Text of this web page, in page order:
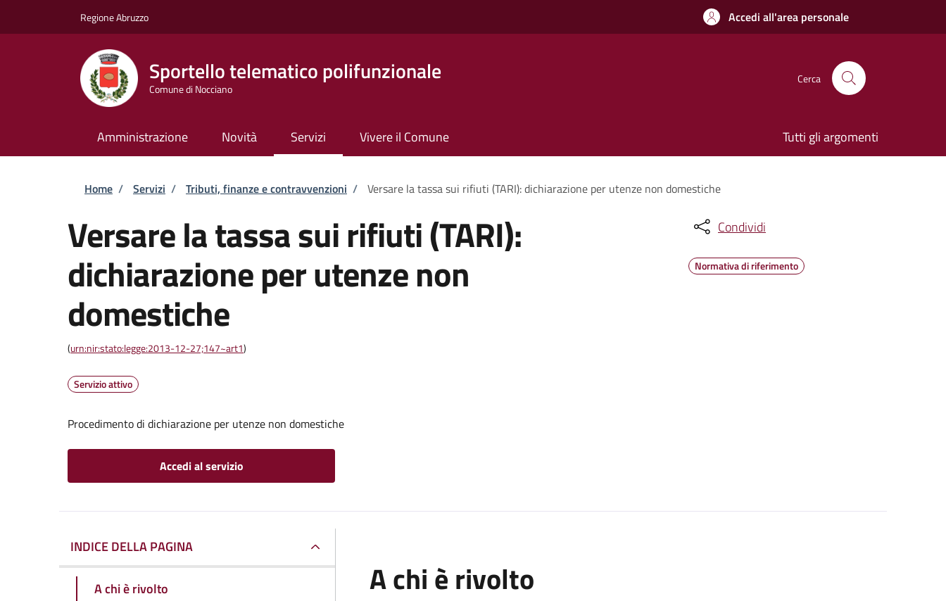
Regione Abruzzo Accedi all'area personale
Sportello telematico polifunzionale
Comune di Nocciano
Cerca
Amministrazione Novità Servizi Vivere il Comune Tutti gli argomenti
Briciole di pane
Home / Servizi / Tributi, finanze e contravvenzioni / Versare la tassa sui rifiuti (TARI): dichiarazione per utenze non domestiche
Versare la tassa sui rifiuti (TARI):
dichiarazione per utenze non
domestiche
(urn:nir:stato:legge:2013-12-27;147~art1)
Servizio attivo
Procedimento di dichiarazione per utenze non domestiche
Accedi al servizio
Condividi
Normativa di riferimento
INDICE DELLA PAGINA
A chi è rivolto
A chi è rivolto